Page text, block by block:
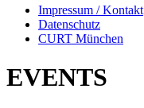
Impressum / Kontakt
Datenschutz
CURT München
EVENTS